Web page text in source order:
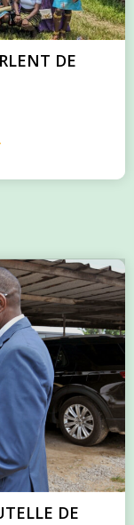
DE
DE